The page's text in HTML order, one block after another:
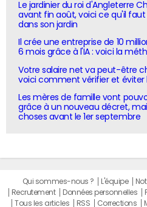
Le jardinier du roi d'Angleterre
avant fin août, voici ce qu'il
dans son jardin
Il crée une entreprise de 10
6 mois grâce à l'IA : voici la
Votre salaire net va peut-être
voici comment vérifier et éviter
Les mères de famille vont
grâce à un nouveau décret,
choses avant le 1er septembre
Qui sommes-nous ? L'équipe
Recrutement
Données personnelles
Tous les articles
RSS Corrections